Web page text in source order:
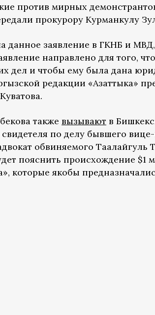
против мирных
прокурору Курманкулу
данное заявление в ГКНБ и
направлено для того,
дел и чтобы ему была дана
редакции «Азаттыка»
также вызывают в
свидетеля по делу бывшего
обвиняемого Таалайгуль
пояснить происхождение $1
которые якобы